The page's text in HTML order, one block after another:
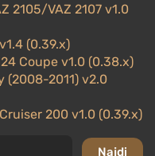
2105/VAZ 2107 v1.0
(0.39.x)
Coupe v1.0 (0.38.x)
(2008-2011) v2.0
200 v1.0 (0.39.x)